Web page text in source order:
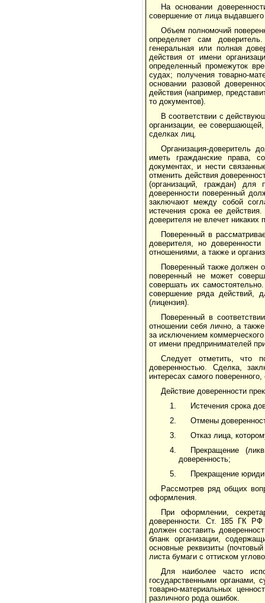
На основании
совершение от лица
Объем полномочий
определяет сам
генеральная или полная
действия от имени
определенный промежуток
судах; получения товарно-
основании разовой
действия (например,
то документов).
В соответствии с
организации, ее
сделках лиц.
Организация-доверитель
иметь гражданские права,
документах, и нести
отменить действия
(организаций, граждан) для
доверенности поверенный
заключают между собой
истечения срока ее
доверителя не влечет никаких
Поверенный в
доверителя, но
отношениями, а также и
Поверенный также должен
поверенный не может
совершать их
совершение ряда действий,
(лицензия).
Поверенный в
отношении себя лично, а
за исключением
от имени предпринимателей
Следует отметить, что
доверенностью. Сделка,
интересах самого
Действие доверенности
Истечения срока
Отмены
Отказ лица,
Прекращение
доверенность;
Прекращение
Рассмотрев ряд общих
оформления.
При оформлении,
доверенности. Ст. 185 ГК РФ
должен составить
бланк организации,
основные реквизиты
листа бумаги с оттиском
Для наиболее часто
государственными органами,
товарно-материальных
различного рода ошибок.